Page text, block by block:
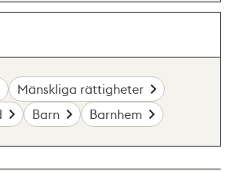
Mänskliga rättigheter
Barn Barnhem